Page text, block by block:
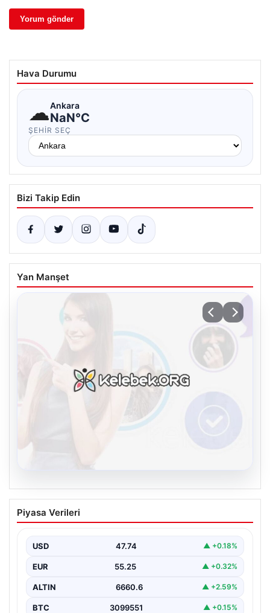
Hava Durumu
☁Ankara
NaN°C
ŞEHIR SEÇ
Bizi Takip Edin
Yan Manşet
Kelebek.Org İle Dijital İletişimin
Sertifikalı Adresi Ve Chat Deneyimi
kurması kritik bir değer ifade etmektedir. Günümüzde…
Piyasa Verileri
USD 47.74 ▲ +0.18%
EUR 55.25 ▲ +0.32%
ALTIN 6660.6 ▲ +2.59%
BTC 3099551 ▲ +0.15%